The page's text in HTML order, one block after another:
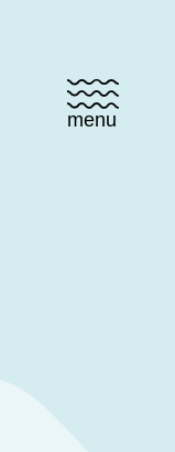
menu